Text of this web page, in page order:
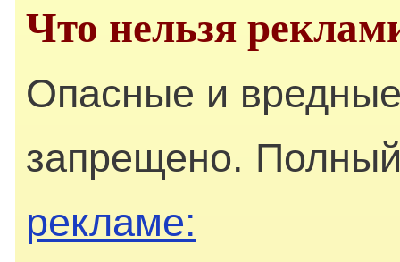
Что нельзя
Опасные и
запрещено.
рекламе: